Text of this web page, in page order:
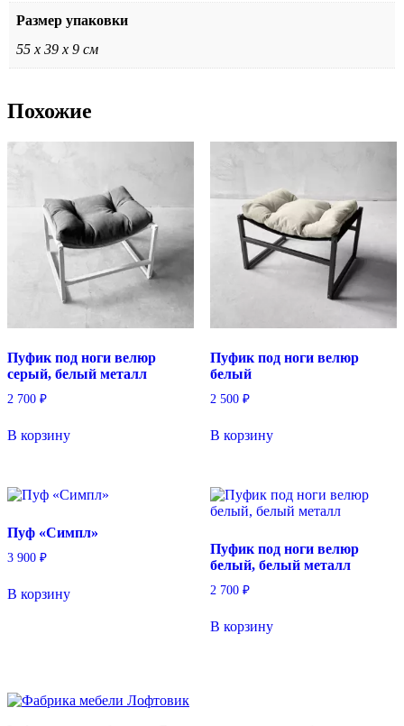
Размер упаковки
55 х 39 х 9 см
Похожие
Пуфик под ноги велюр
серый, белый металл
2 700 ₽
В корзину
Пуфик под ноги велюр
белый
2 500 ₽
В корзину
Пуф «Симпл»
3 900 ₽
В корзину
Пуфик под ноги велюр
белый, белый металл
2 700 ₽
В корзину